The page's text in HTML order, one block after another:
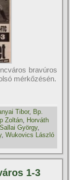
bravúros
mérkőzésén.
Tibor, Bp.
Zoltán, Horváth
Sallai György,
,Wukovics László
1-3